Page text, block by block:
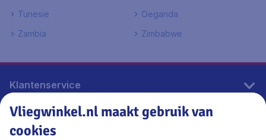
Tunesie
Oeganda
Zambia
Zimbabwe
Klantenservice
Vliegwinkel.nl
Vliegwinkel.nl maakt gebruik van
cookies